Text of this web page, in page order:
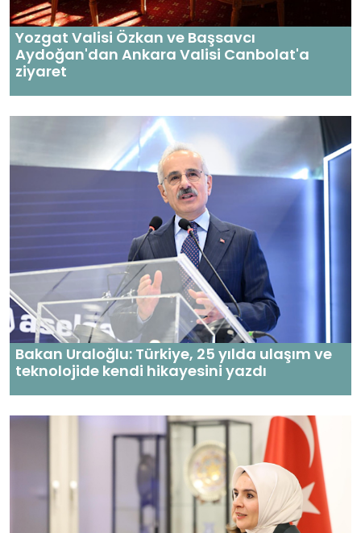
Yozgat Valisi Özkan ve Başsavcı
Aydoğan'dan Ankara Valisi Canbolat'a
ziyaret
Bakan Uraloğlu: Türkiye, 25 yılda ulaşım ve
teknolojide kendi hikayesini yazdı